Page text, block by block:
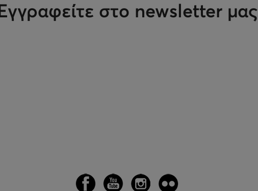
Εγγραφείτε στο newsletter μας